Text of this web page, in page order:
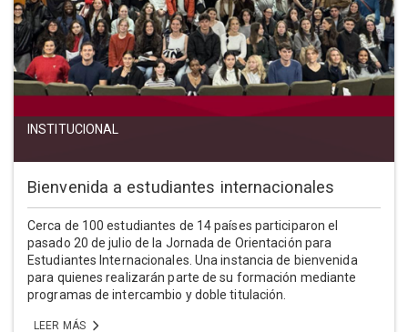
INSTITUCIONAL
Bienvenida a estudiantes internacionales
Cerca de 100 estudiantes de 14 países participaron el
pasado 20 de julio de la Jornada de Orientación para
Estudiantes Internacionales. Una instancia de bienvenida
para quienes realizarán parte de su formación mediante
programas de intercambio y doble titulación.
LEER MÁS